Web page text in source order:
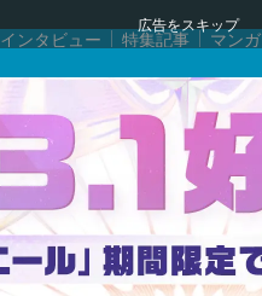
広告をスキップ
インタビュー 特集記事 マンガ